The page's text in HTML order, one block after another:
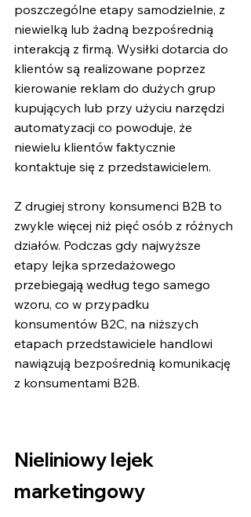
poszczególne etapy samodzielnie, z
niewielką lub żadną bezpośrednią
interakcją z firmą. Wysiłki dotarcia do
klientów są realizowane poprzez
kierowanie reklam do dużych grup
kupujących lub przy użyciu narzędzi
automatyzacji co powoduje, że
niewielu klientów faktycznie
kontaktuje się z przedstawicielem.
Z drugiej strony konsumenci B2B to
zwykle więcej niż pięć osób z różnych
działów. Podczas gdy najwyższe
etapy lejka sprzedażowego
przebiegają według tego samego
wzoru, co w przypadku
konsumentów B2C, na niższych
etapach przedstawiciele handlowi
nawiązują bezpośrednią komunikację
z konsumentami B2B.
Nieliniowy lejek
marketingowy